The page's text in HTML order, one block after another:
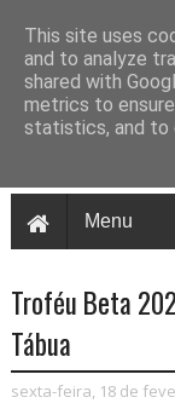
Troféu Beta
Tábua
sexta-feira, 18 de
This site uses
and to analyze
shared with
metrics to
statistics, and to